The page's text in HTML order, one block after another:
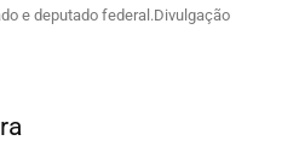
e deputado federal.Divulgação